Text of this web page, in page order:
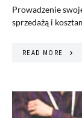
Prowadzenie
sprzedażą i
READ MORE